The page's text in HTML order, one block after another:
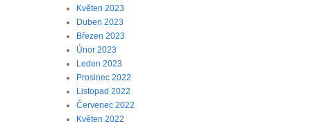
Květen 2023
Duben 2023
Březen 2023
Únor 2023
Leden 2023
Prosinec 2022
Listopad 2022
Červenec 2022
Květen 2022